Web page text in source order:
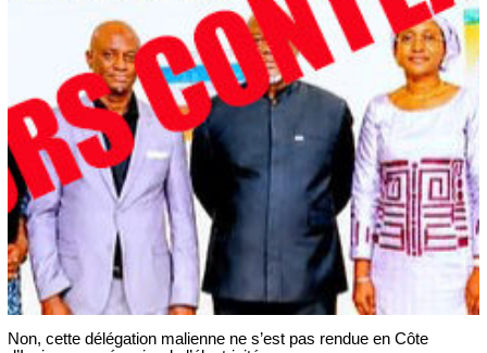
Non, cette délégation malienne ne s’est pas rendue en Côte